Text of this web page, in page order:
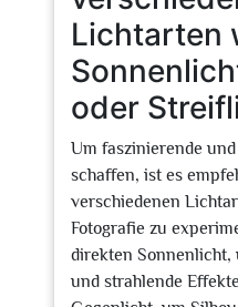
Lichtarten
oder
Um faszinierende
schaffen, ist es
verschiedenen
Fotografie zu
direkten Sonnenlicht,
und strahlende